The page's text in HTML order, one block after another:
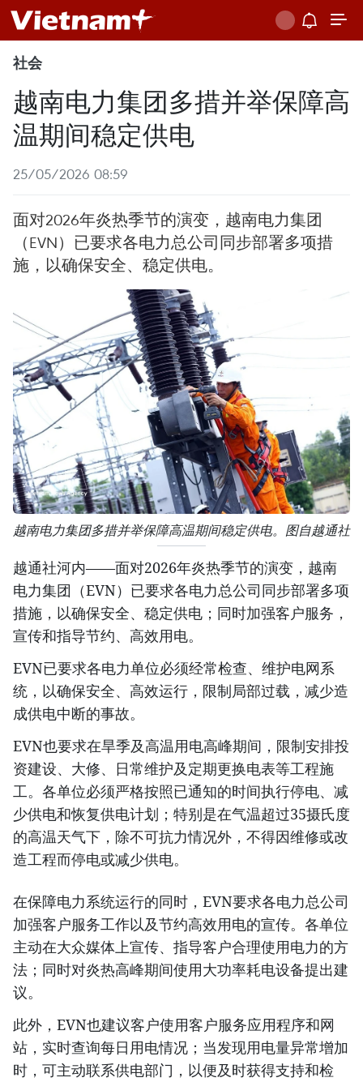
社会
越南电力集团多措并举保障高
温期间稳定供电
25/05/2026 08:59
面对2026年炎热季节的演变，越南电力集团
（EVN）已要求各电力总公司同步部署多项措
施，以确保安全、稳定供电。
越南电力集团多措并举保障高温期间稳定供电。图自越通社
越通社河内——面对2026年炎热季节的演变，越南
电力集团（EVN）已要求各电力总公司同步部署多项
措施，以确保安全、稳定供电；同时加强客户服务，
宣传和指导节约、高效用电。
EVN已要求各电力单位必须经常检查、维护电网系
统，以确保安全、高效运行，限制局部过载，减少造
成供电中断的事故。
EVN也要求在旱季及高温用电高峰期间，限制安排投
资建设、大修、日常维护及定期更换电表等工程施
工。各单位必须严格按照已通知的时间执行停电、减
少供电和恢复供电计划；特别是在气温超过35摄氏度
的高温天气下，除不可抗力情况外，不得因维修或改
造工程而停电或减少供电。
在保障电力系统运行的同时，EVN要求各电力总公司
加强客户服务工作以及节约高效用电的宣传。各单位
主动在大众媒体上宣传、指导客户合理使用电力的方
法；同时对炎热高峰期间使用大功率耗电设备提出建
议。
此外，EVN也建议客户使用客户服务应用程序和网
站，实时查询每日用电情况；当发现用电量异常增加
时，可主动联系供电部门，以便及时获得支持和检